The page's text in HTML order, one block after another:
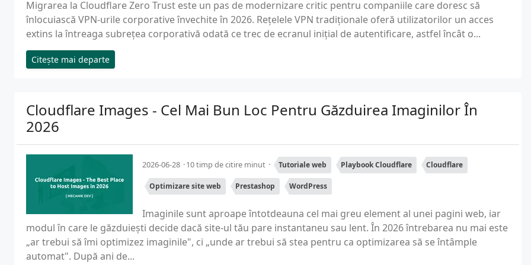
Migrarea la Cloudflare Zero Trust este un pas de modernizare critic pentru companiile care doresc să
înlocuiască VPN-urile corporative învechite în 2026. Rețelele VPN tradiționale oferă utilizatorilor un acces
extins la întreaga subrețea corporativă odată ce trec de ecranul inițial de autentificare, astfel încât o...
Citește mai departe
Cloudflare Images - Cel Mai Bun Loc Pentru Găzduirea Imaginilor În
2026
2026-06-28 10 timp de citire minut Tutoriale web Playbook Cloudflare Cloudflare
Optimizare site web Prestashop WordPress
Imaginile sunt aproape întotdeauna cel mai greu element al unei pagini web, iar
modul în care le găzduiești decide dacă site-ul tău pare instantaneu sau lent. În 2026 întrebarea nu mai este
„ar trebui să îmi optimizez imaginile", ci „unde ar trebui să stea pentru ca optimizarea să se întâmple
automat". După ani de...